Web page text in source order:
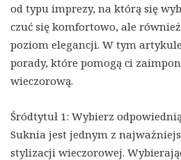
od typu imprezy, na którą się
czuć się komfortowo, ale
poziom elegancji. W tym
porady, które pomogą ci
wieczorową.
Śródtytuł 1: Wybierz
Suknia jest jednym z
stylizacji wieczorowej.